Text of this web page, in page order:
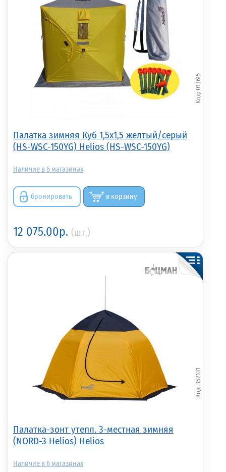
Палатка зимняя Куб 1,5х1,5 желтый/серый
(HS-WSC-150YG) Helios (HS-WSC-150YG)
013615
6
бронировать в корзину
12 075.00р. (шт.)
Палатка-зонт утепл. 3-местная зимняя
(NORD-3 Helios) Helios
352131
6